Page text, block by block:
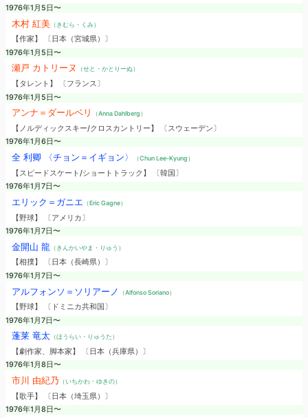
1976年1月5日〜
木村 紅美（きむら・くみ）
【作家】 〔日本（宮城県）〕
1976年1月5日〜
瀬戸 カトリーヌ （せと・かとりーぬ）
【タレント】 〔フランス〕
1976年1月5日〜
アンナ＝ダールベリ （Anna Dahlberg）
【ノルディックスキー/クロスカントリー】 〔スウェーデン〕
1976年1月6日〜
全 利卿 〈チョン＝イギョン〉 （Chun Lee-Kyung）
【スピードスケート/ショートトラック】 〔韓国〕
1976年1月7日〜
エリック＝ガニエ （Eric Gagne）
【野球】 〔アメリカ〕
1976年1月7日〜
金開山 龍 （きんかいやま・りゅう）
【相撲】 〔日本（長崎県）〕
1976年1月7日〜
アルフォンソ＝ソリアーノ （Alfonso Soriano）
【野球】 〔ドミニカ共和国〕
1976年1月7日〜
蓬莱 竜太（ほうらい・りゅうた）
【劇作家、脚本家】 〔日本（兵庫県）〕
1976年1月8日〜
市川 由紀乃 （いちかわ・ゆきの）
【歌手】 〔日本（埼玉県）〕
1976年1月8日〜